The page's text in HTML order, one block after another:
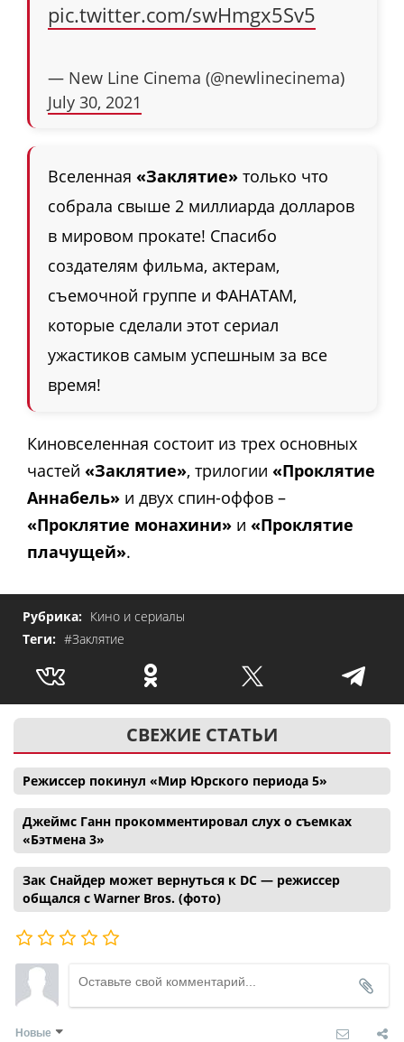
pic.twitter.com/swHmgx5Sv5
— New Line Cinema (@newlinecinema)
July 30, 2021
Вселенная «Заклятие» только что
собрала свыше 2 миллиарда долларов
в мировом прокате! Спасибо
создателям фильма, актерам,
съемочной группе и ФАНАТАМ,
которые сделали этот сериал
ужастиков самым успешным за все
время!
Киновселенная состоит из трех основных
частей «Заклятие», трилогии «Проклятие
Аннабель» и двух спин-оффов –
«Проклятие монахини» и «Проклятие
плачущей».
Рубрика: Кино и сериалы
Теги: #Заклятие
СВЕЖИЕ СТАТЬИ
Режиссер покинул «Мир Юрского периода 5»
Джеймс Ганн прокомментировал слух о съемках
«Бэтмена 3»
Зак Снайдер может вернуться к DC — режиссер
общался с Warner Bros. (фото)
Новые